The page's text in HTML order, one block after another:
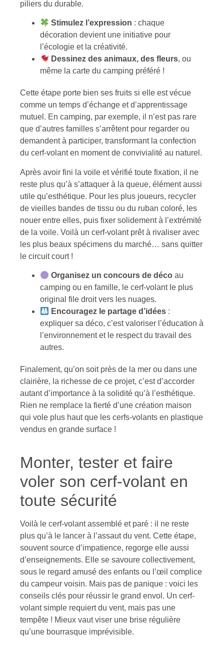
piliers du durable.
Stimulez l’expression : chaque
décoration devient une initiative pour
l’écologie et la créativité.
Dessinez des animaux, des fleurs, ou
même la carte du camping préféré !
Cette étape porte bien ses fruits si elle est vécue
comme un temps d’échange et d’apprentissage
mutuel. En camping, par exemple, il n’est pas rare
que d’autres familles s’arrêtent pour regarder ou
demandent à participer, transformant la confection
du cerf-volant en moment de convivialité au naturel.
Après avoir fini la voile et vérifié toute fixation, il ne
reste plus qu’à s’attaquer à la queue, élément aussi
utile qu’esthétique. Pour les plus joueurs, recycler
de vieilles bandes de tissu ou du ruban coloré, les
nouer entre elles, puis fixer solidement à l’extrémité
de la voile. Voilà un cerf-volant prêt à rivaliser avec
les plus beaux spécimens du marché… sans quitter
le circuit court !
Organisez un concours de déco au
camping ou en famille, le cerf-volant le plus
original file droit vers les nuages.
Encouragez le partage d’idées :
expliquer sa déco, c’est valoriser l’éducation à
l’environnement et le respect du travail des
autres.
Finalement, qu’on soit près de la mer ou dans une
clairière, la richesse de ce projet, c’est d’accorder
autant d’importance à la solidité qu’à l’esthétique.
Rien ne remplace la fierté d’une création maison
qui vole plus haut que les cerfs-volants en plastique
vendus en grande surface !
Monter, tester et faire
voler son cerf-volant en
toute sécurité
Voilà le cerf-volant assemblé et paré : il ne reste
plus qu’à le lancer à l’assaut du vent. Cette étape,
souvent source d’impatience, regorge elle aussi
d’enseignements. Elle se savoure collectivement,
sous le regard amusé des enfants ou l’œil complice
du campeur voisin. Mais pas de panique : voici les
conseils clés pour réussir le grand envol. Un cerf-
volant simple requiert du vent, mais pas une
tempête ! Mieux vaut viser une brise régulière
qu’une bourrasque imprévisible.